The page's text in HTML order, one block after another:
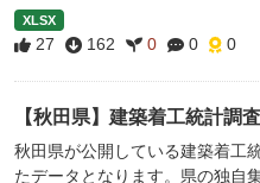
XLSX
27 162 0 0 0
【秋田県】建築着工統計調
秋田県が公開している建築着工
たデータとなります。県の独自